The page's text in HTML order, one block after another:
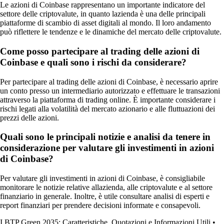
Le azioni di Coinbase rappresentano un importante indicatore del
settore delle criptovalute, in quanto lazienda è una delle principali
piattaforme di scambio di asset digitali al mondo. Il loro andamento
può riflettere le tendenze e le dinamiche del mercato delle criptovalute.
Come posso partecipare al trading delle azioni di
Coinbase e quali sono i rischi da considerare?
Per partecipare al trading delle azioni di Coinbase, è necessario aprire
un conto presso un intermediario autorizzato e effettuare le transazioni
attraverso la piattaforma di trading online. È importante considerare i
rischi legati alla volatilità del mercato azionario e alle fluttuazioni dei
prezzi delle azioni.
Quali sono le principali notizie e analisi da tenere in
considerazione per valutare gli investimenti in azioni
di Coinbase?
Per valutare gli investimenti in azioni di Coinbase, è consigliabile
monitorare le notizie relative allazienda, alle criptovalute e al settore
finanziario in generale. Inoltre, è utile consultare analisi di esperti e
report finanziari per prendere decisioni informate e consapevoli.
I BTP Green 2035: Caratteristiche, Quotazioni e Informazioni Utili •